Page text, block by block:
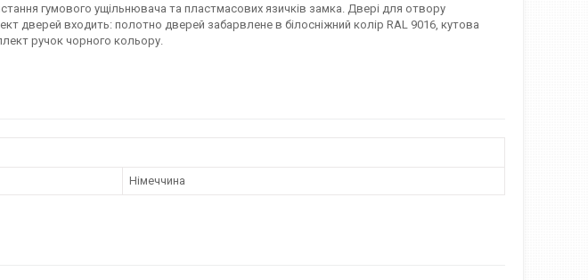
гумового ущільнювача та пластмасових язичків замка. Двері для отвору
дверей входить: полотно дверей забарвлене в білосніжний колір RAL 9016, кутова
ручок чорного кольору.
Німеччина